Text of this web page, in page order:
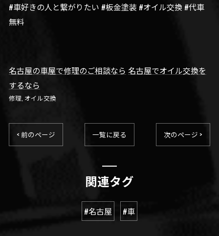
#車好きの人と繋がりたい #板金塗装 #オイル交換 #代車
無料
名古屋の車屋で修理のご相談なら 名古屋でオイル交換を
するなら
修理 オイル交換
< 前のページ 一覧に戻る 次のページ >
関連タグ
#名古屋 #車